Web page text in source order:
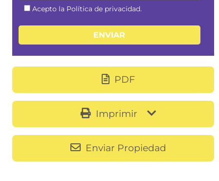
Acepto la Política de privacidad.
PDF
Imprimir
Enviar Propiedad